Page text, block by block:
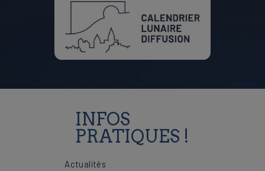
INFOS
PRATIQUES !
Actualités